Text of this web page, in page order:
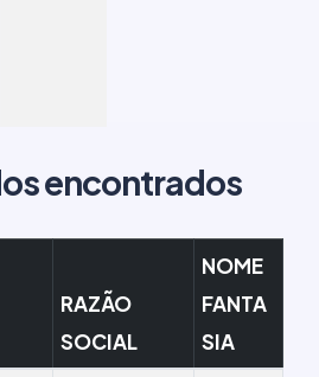
encontrados
RAZÃO
SOCIAL
NOME
FANTA
SIA